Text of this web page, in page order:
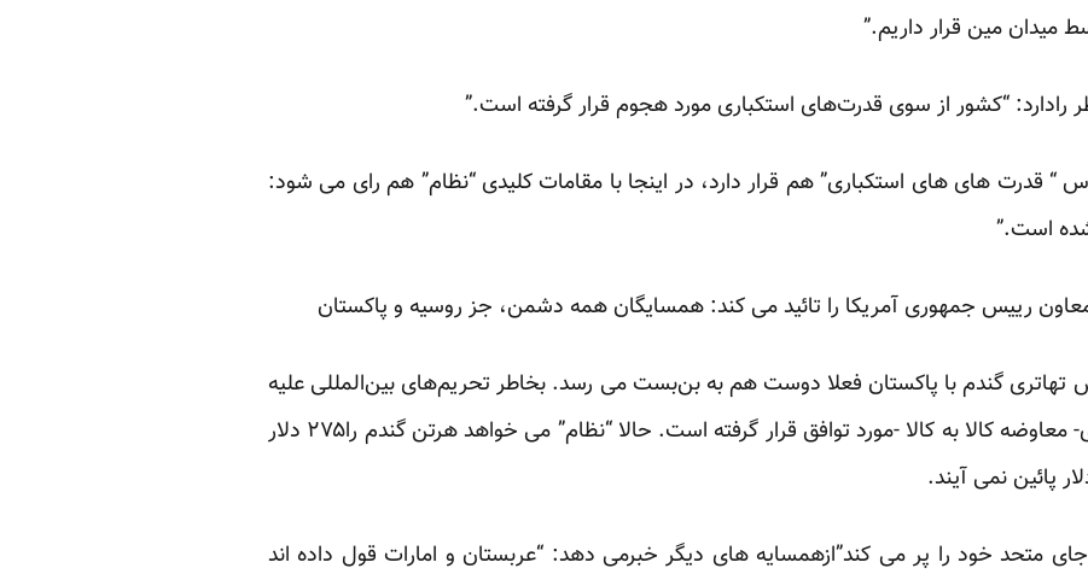
میدان مین قرار داریم.”
“کشور از سوی قدرت‌های استکباری مورد هجوم قرار گرفته است.”
“ قدرت های های استکباری” هم قرار دارد، در اینجا با مقامات کلیدی “نظام” هم رای می شود:
است.”
رییس جمهوری آمریکا را تائید می کند: همسایگان همه دشمن، جز روسیه و پاکستان
گندم با پاکستان فعلا دوست هم به بن‌بست می رسد. بخاطر تحریم‌های بین‌المللی علیه
جمهوری اسلامی، معامله تهاتری- معاوضه کالا به کالا -مورد توافق قرار گرفته است. حالا “نظام” می خواهد هرتن گندم را۲۷۵ دلار
متحد خود را پر می کند”ازهمسایه های دیگر خبرمی دهد: “عربستان و امارات قول داده اند